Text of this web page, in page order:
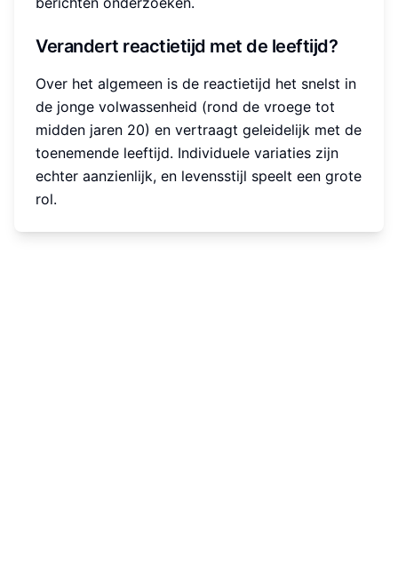
Verandert reactietijd met de leeftijd?
Over het algemeen is de reactietijd het snelst in
de jonge volwassenheid (rond de vroege tot
midden jaren 20) en vertraagt geleidelijk met de
toenemende leeftijd. Individuele variaties zijn
echter aanzienlijk, en levensstijl speelt een grote
rol.